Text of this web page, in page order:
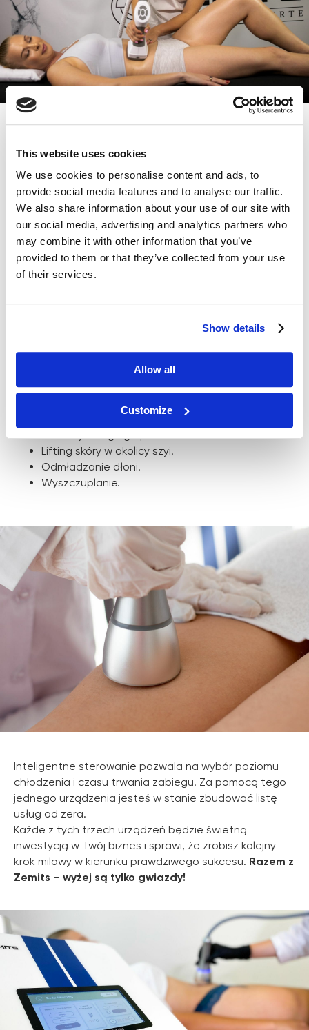
This website uses cookies
We use cookies to personalise content and ads, to
provide social media features and to analyse our traffic.
We also share information about your use of our site with
our social media, advertising and analytics partners who
may combine it with other information that you’ve
provided to them or that they’ve collected from your use
of their services.
Show details
Allow all
Customize
ColdRestore Elegance – elegancka
moc zimna
Krioterapia jest od dawna uznana za jedną z
najskuteczniejszych metod ujędrniania skóry i
modelowania sylwetki. Ale nigdy wcześniej nie
prezentowała się w tak ergonomicznej odsłonie.
Zemits ColdRestore Eleganceto innowacyjny
kriosystem najnowszej generacji. Ale jego główną
powierzchni), lecz inteligentny system sterowania,
Ujędrnianie skóry wokół oczu.
Lifting skóry w okolicy szyi.
Odmładzanie dłoni.
Wyszczuplanie.
Inteligentne sterowanie pozwala na wybór poziomu
chłodzenia i czasu trwania zabiegu. Za pomocą tego
jednego urządzenia jesteś w stanie zbudować listę
usług od zera.
Każde z tych trzech urządzeń będzie świetną
inwestycją w Twój biznes i sprawi, że zrobisz kolejny
krok milowy w kierunku prawdziwego sukcesu. Razem z
Zemits – wyżej są tylko gwiazdy!